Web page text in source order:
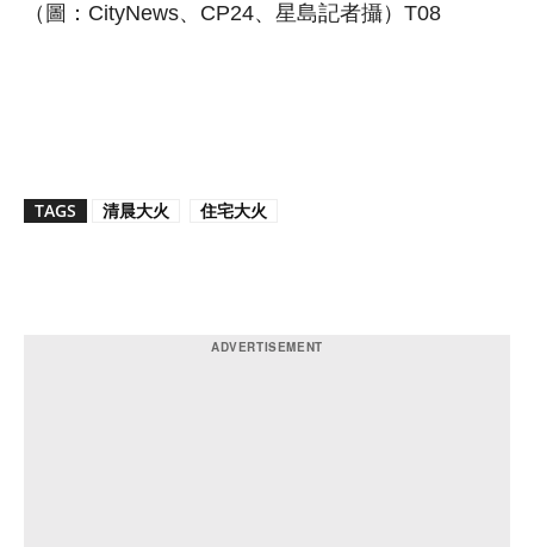
（圖：CityNews、CP24、星島記者攝）T08
TAGS 清晨大火 住宅大火